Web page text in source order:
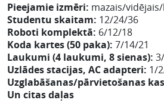
Pieejamie izmēri: mazais/
Studentu skaitam: 12/24/36
Roboti komplektā: 6/12/18
Koda kartes (50 paka): 7/14/21
Laukumi (4 laukumi, 8 sienas):
Uzlādes stacijas, AC adapteri: 1/
Uzglabāšanas/pārvietošanas
Un citas daļas